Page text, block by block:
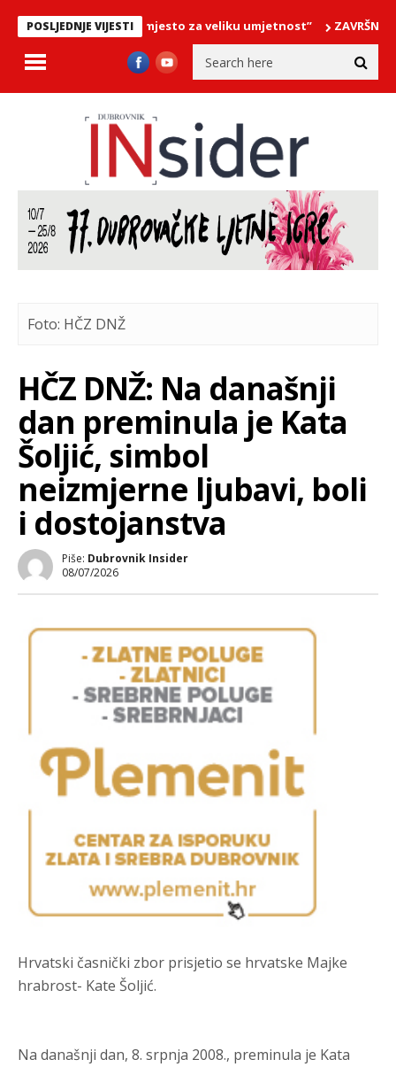
POSLJEDNJE VIJESTI
– “Cavtat … malo mjesto za veliku umjetnost” ZAVRŠNI
Foto: HČZ DNŽ
HČZ DNŽ: Na današnji
dan preminula je Kata
Šoljić, simbol
neizmjerne ljubavi, boli
i dostojanstva
Piše: Dubrovnik Insider
08/07/2026
Hrvatski časnički zbor prisjetio se hrvatske Majke
hrabrost- Kate Šoljić.
Na današnji dan, 8. srpnja 2008., preminula je Kata